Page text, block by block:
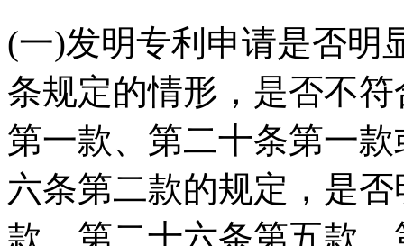
(一)发明专利申请是否明
条规定的情形，是否不
第一款、第二十条第一
六条第二款的规定，是
款、第二十六条第五款